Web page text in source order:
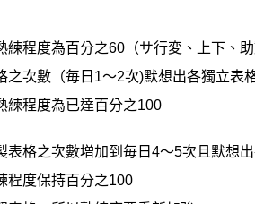
練程度為百分之60（サ行変、上下、助
之次數（毎日1～2次)默想出各獨立表格
練程度為已達百分之100
表格之次數増加到毎日4～5次且默想出
程度保持百分之100